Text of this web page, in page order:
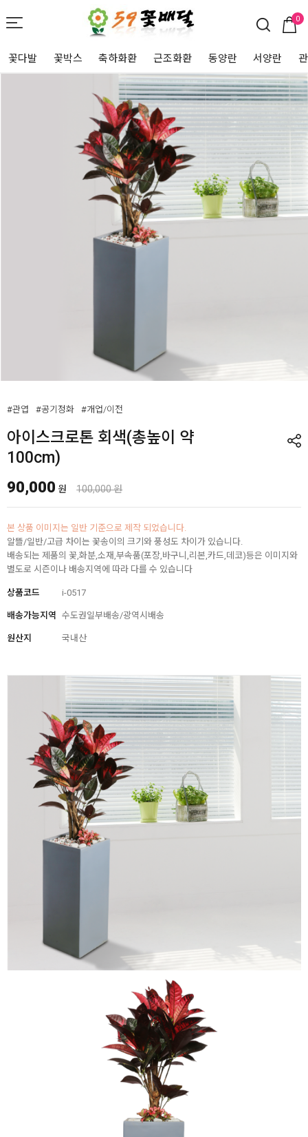
0
꽃다발 꽃박스 축하화환 근조화환 동양란 서양란
#관엽 #공기정화 #개업/이전
아이스크로톤 회색(총높이 약
100cm)
90,000 원 100,000 원
본 상품 이미지는 일반 기준으로 제작 되었습니다.
알뜰/일반/고급 차이는 꽃송이의 크기와 풍성도 차이가 있습니다.
배송되는 제품의 꽃,화분,소재,부속품(포장,바구니,리본,카드,데코)등은 이미지와
별도로 시즌이나 배송지역에 따라 다를 수 있습니다
상품코드 i-0517
배송가능지역 수도권일부배송/광역시배송
원산지 국내산